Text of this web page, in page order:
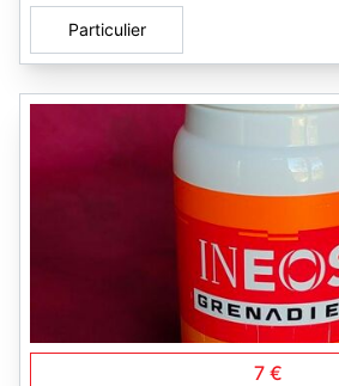
Particulier
7 €